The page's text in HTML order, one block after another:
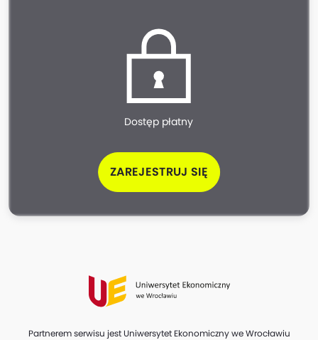
Dostęp płatny
ZAREJESTRUJ SIĘ
Partnerem serwisu jest Uniwersytet Ekonomiczny we Wrocławiu